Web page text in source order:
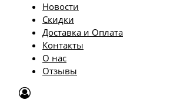
Новости
Скидки
Доставка и Оплата
Контакты
О нас
Отзывы